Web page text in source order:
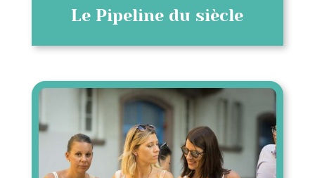
Le Pipeline du siècle